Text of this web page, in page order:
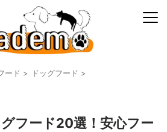
ード > ドッグフード >
フード20選！安心フー